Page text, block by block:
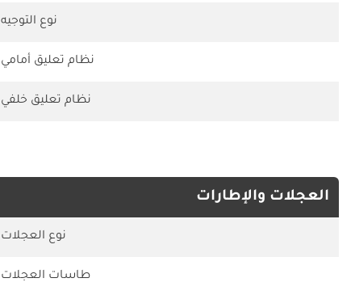
نوع التوجيه
نظام تعليق أمامي
نظام تعليق خلفي
العجلات والإطارات
نوع العجلات
طاسات العجلات